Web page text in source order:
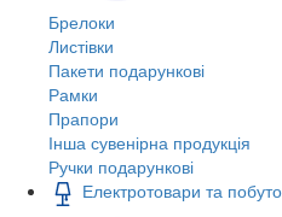
Брелоки
Листівки
Пакети подарункові
Рамки
Прапори
Інша сувенірна продукція
Ручки подарункові
Електротовари та